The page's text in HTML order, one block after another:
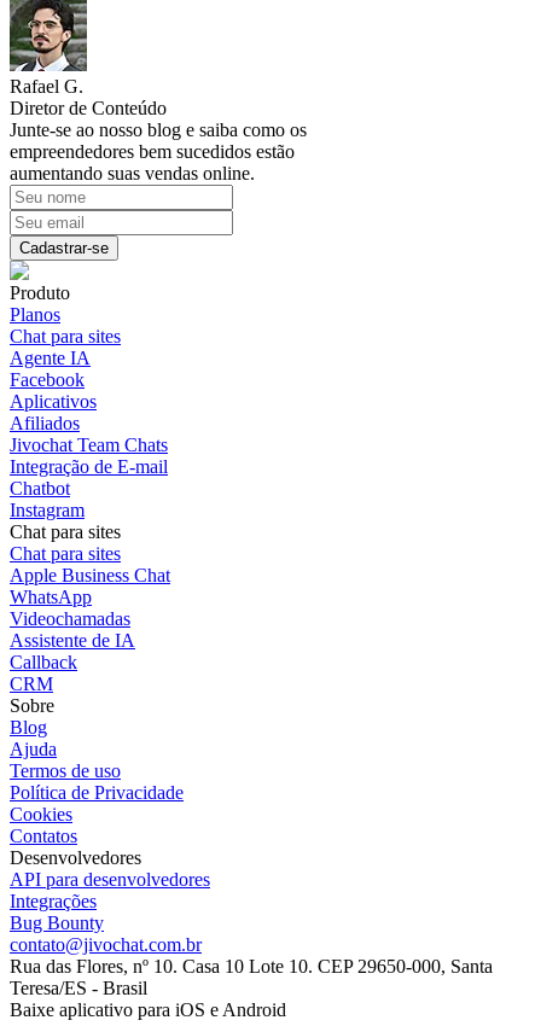
Rafael G.
Diretor de Conteúdo
Junte-se ao nosso blog e saiba como os
empreendedores bem sucedidos estão
aumentando suas vendas online.
Cadastrar-se
Produto
Planos
Chat para sites
Agente IA
Facebook
Aplicativos
Afiliados
Jivochat Team Chats
Integração de E-mail
Chatbot
Instagram
Chat para sites
Chat para sites
Apple Business Chat
WhatsApp
Videochamadas
Assistente de IA
Callback
CRM
Sobre
Blog
Ajuda
Termos de uso
Política de Privacidade
Cookies
Contatos
Desenvolvedores
API para desenvolvedores
Integrações
Bug Bounty
contato@jivochat.com.br
Rua das Flores, nº 10. Casa 10 Lote 10. CEP 29650-000, Santa
Teresa/ES - Brasil
Baixe aplicativo para iOS e Android